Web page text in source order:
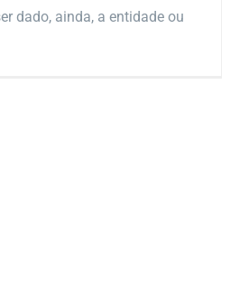
dado, ainda, a entidade ou